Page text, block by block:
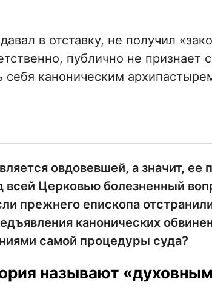
в отставку, не получил
публично не признает
себя каноническим
овдовевшей, а значит, ее
всей Церковью болезненный
прежнего епископа
канонических
самой процедуры суда?
называют